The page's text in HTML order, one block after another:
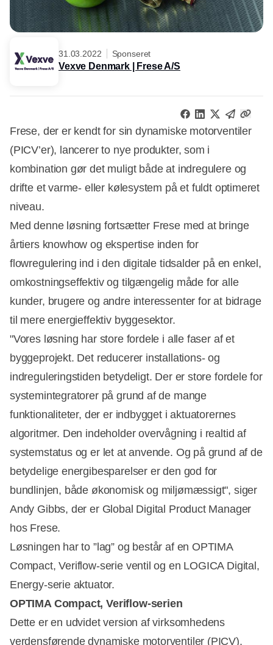
31.03.2022 Sponseret
Vexve Denmark | Frese A/S
Frese, der er kendt for sin dynamiske motorventiler
(PICV’er), lancerer to nye produkter, som i
kombination gør det muligt både at indregulere og
drifte et varme- eller kølesystem på et fuldt optimeret
niveau.
Med denne løsning fortsætter Frese med at bringe
årtiers knowhow og ekspertise inden for
flowregulering ind i den digitale tidsalder på en enkel,
omkostningseffektiv og tilgængelig måde for alle
kunder, brugere og andre interessenter for at bidrage
til mere energieffektiv byggesektor.
"Vores løsning har store fordele i alle faser af et
byggeprojekt. Det reducerer installations- og
indreguleringstiden betydeligt. Der er store fordele for
systemintegratorer på grund af de mange
funktionaliteter, der er indbygget i aktuatorernes
algoritmer. Den indeholder overvågning i realtid af
systemstatus og er let at anvende. Og på grund af de
betydelige energibesparelser er den god for
bundlinjen, både økonomisk og miljømæssigt", siger
Andy Gibbs, der er Global Digital Product Manager
hos Frese.
Løsningen har to ”lag” og består af en OPTIMA
Compact, Veriflow-serie ventil og en LOGICA Digital,
Energy-serie aktuator.
OPTIMA Compact, Veriflow-serien
Dette er en udvidet version af virksomhedens
verdensførende dynamiske motorventiler (PICV),